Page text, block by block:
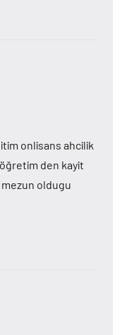
onlisans ahcilik
den kayit
oldugu